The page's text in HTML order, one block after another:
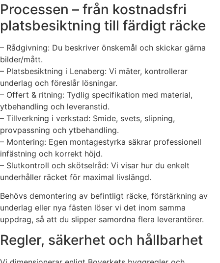
Processen – från kostnadsfri
platsbesiktning till färdigt räcke
– Rådgivning: Du beskriver önskemål och skickar gärna
bilder/mått.
– Platsbesiktning i Lenaberg: Vi mäter, kontrollerar
underlag och föreslår lösningar.
– Offert & ritning: Tydlig specifikation med material,
ytbehandling och leveranstid.
– Tillverkning i verkstad: Smide, svets, slipning,
provpassning och ytbehandling.
– Montering: Egen montagestyrka säkrar professionell
infästning och korrekt höjd.
– Slutkontroll och skötselråd: Vi visar hur du enkelt
underhåller räcket för maximal livslängd.
Behövs demontering av befintligt räcke, förstärkning av
underlag eller nya fästen löser vi det inom samma
uppdrag, så att du slipper samordna flera leverantörer.
Regler, säkerhet och hållbarhet